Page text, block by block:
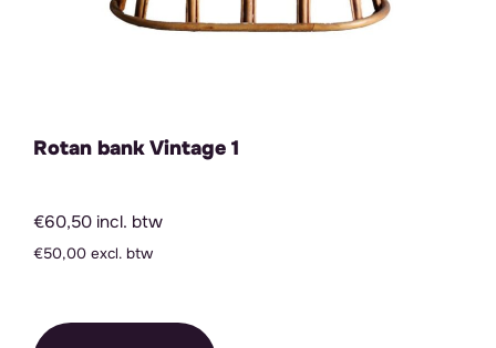
Rotan bank Vintage 1
€60,50 incl. btw
€50,00 excl. btw